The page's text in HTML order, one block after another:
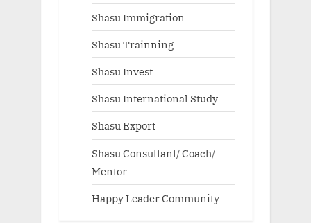
Shasu Immigration
Shasu Trainning
Shasu Invest
Shasu International Study
Shasu Export
Shasu Consultant/ Coach/
Mentor
Happy Leader Community